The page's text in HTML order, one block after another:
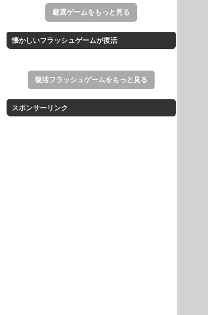
王国を構築していく放置系のシミュレ
ーションゲーム。
アローアウト
すべての矢印を画面外へ導くパズルゲ
厳選ゲームをもっと見る
懐かしいフラッシュゲームが復活
復活フラッシュゲームをもっと見る
スポンサーリンク